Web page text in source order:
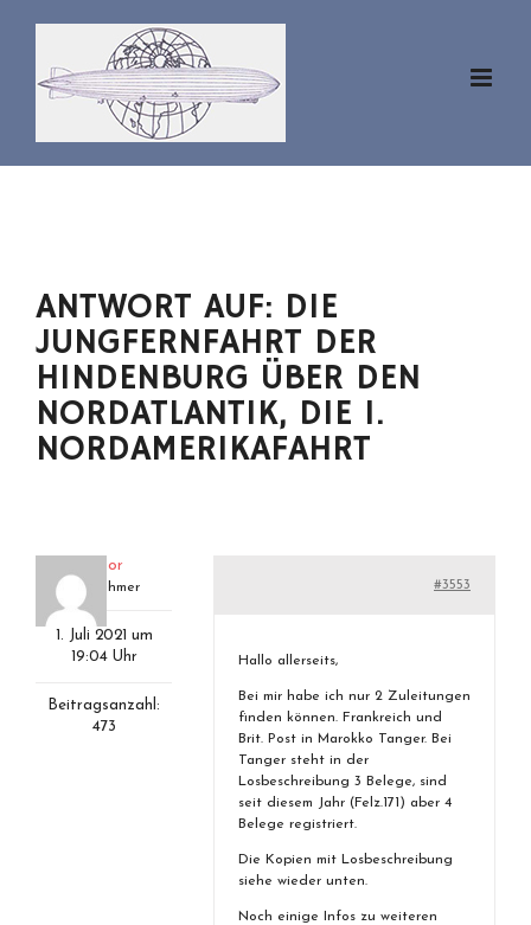
springen
ANTWORT AUF: DIE
JUNGFERNFAHRT DER
HINDENBURG ÜBER DEN
NORDATLANTIK, DIE 1.
NORDAMERIKAFAHRT
aviator
Teilnehmer
1. Juli 2021 um
19:04 Uhr
Beitragsanzahl:
473
#3553
Hallo allerseits,
Bei mir habe ich nur 2 Zuleitungen
finden können. Frankreich und
Brit. Post in Marokko Tanger. Bei
Tanger steht in der
Losbeschreibung 3 Belege, sind
seit diesem Jahr (Felz.171) aber 4
Belege registriert.
Die Kopien mit Losbeschreibung
siehe wieder unten.
Noch einige Infos zu weiteren